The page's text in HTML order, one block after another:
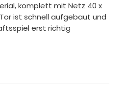
komplett mit Netz 40 x
ist schnell aufgebaut und
erst richtig